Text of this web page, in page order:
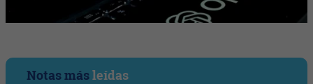
Notas másleídas